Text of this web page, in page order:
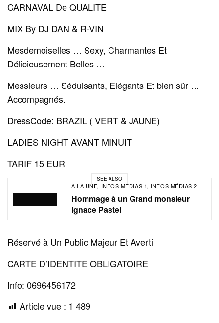
CARNAVAL De QUALITE
MIX By DJ DAN & R-VIN
Mesdemoiselles … Sexy, Charmantes Et
Délicieusement Belles …
Messieurs … Séduisants, Elégants Et bien sûr …
Accompagnés.
DressCode: BRAZIL ( VERT & JAUNE)
LADIES NIGHT AVANT MINUIT
TARIF 15 EUR
SEE ALSO
A LA UNE, INFOS MÉDIAS 1, INFOS MÉDIAS 2
Hommage à un Grand monsieur
Ignace Pastel
Réservé à Un Public Majeur Et Averti
CARTE D’IDENTITE OBLIGATOIRE
Info: 0696456172
Article vue : 1 489